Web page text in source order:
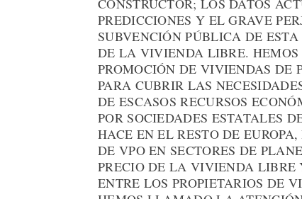
CONSTRUCTOR; LOS DATOS
PREDICCIONES Y EL GRAVE
SUBVENCIÓN PÚBLICA DE
DE LA VIVIENDA LIBRE.
PROMOCIÓN DE VIVIENDAS DE
PARA CUBRIR LAS
DE ESCASOS RECURSOS
POR SOCIEDADES ESTATALES
HACE EN EL RESTO DE
DE VPO EN SECTORES DE
PRECIO DE LA VIVIENDA LIBRE
ENTRE LOS PROPIETARIOS DE